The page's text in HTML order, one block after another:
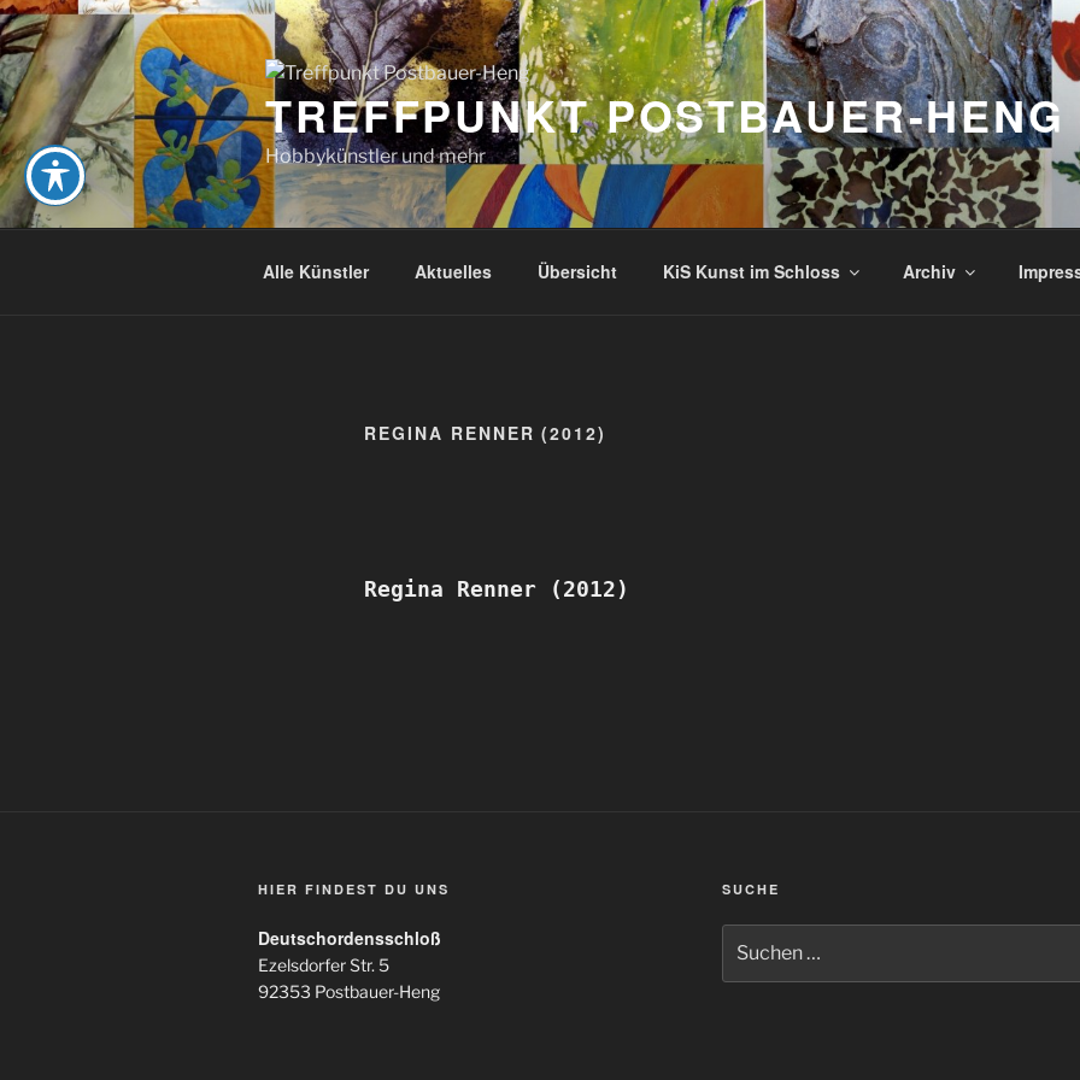
Zum
Inhalt
springen
TREFFPUNKT POSTBAUER-HENG
Hobbykünstler und mehr
Alle Künstler Aktuelles Übersicht KiS Kunst im Schloss Archiv
REGINA RENNER (2012)
Regina Renner (2012)
HIER FINDEST DU UNS
Deutschordensschloß
Ezelsdorfer Str. 5
92353 Postbauer-Heng
SUCHE
nach: